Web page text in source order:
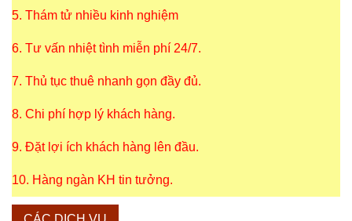
5. Thám tử nhiều kinh nghiệm
6. Tư vấn nhiệt tình miễn phí 24/7.
7. Thủ tục thuê nhanh gọn đầy đủ.
8. Chi phí hợp lý khách hàng.
9. Đặt lợi ích khách hàng lên đầu.
10. Hàng ngàn KH tin tưởng.